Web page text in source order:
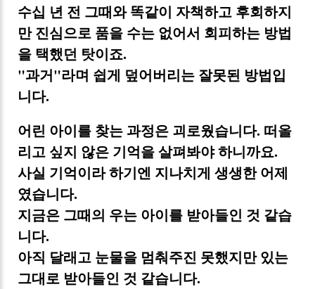
수십 년 전 그때와 똑같이 자책하고 후회하지
만 진심으로 품을 수는 없어서 회피하는 방법
을 택했던 탓이죠.
"과거"라며 쉽게 덮어버리는 잘못된 방법입
니다.
어린 아이를 찾는 과정은 괴로웠습니다. 떠올
리고 싶지 않은 기억을 살펴봐야 하니까요.
사실 기억이라 하기엔 지나치게 생생한 어제
였습니다.
지금은 그때의 우는 아이를 받아들인 것 같습
니다.
아직 달래고 눈물을 멈춰주진 못했지만 있는
그대로 받아들인 것 같습니다.